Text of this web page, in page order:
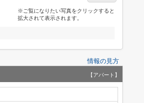
※ご覧になりたい写真をクリックすると
拡大されて表示されます。
情報の見方
【アパート】